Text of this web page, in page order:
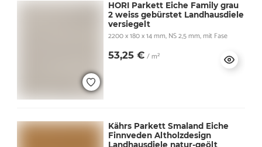
HORI Parkett Eiche Family grau
2 weiss gebürstet Landhausdiele
versiegelt
2200 x 180 x 14 mm, NS 2,5 mm, mit Fase
53,25 € / m²
Kährs Parkett Smaland Eiche
Finnveden Altholzdesign
Landhausdiele natur-geölt